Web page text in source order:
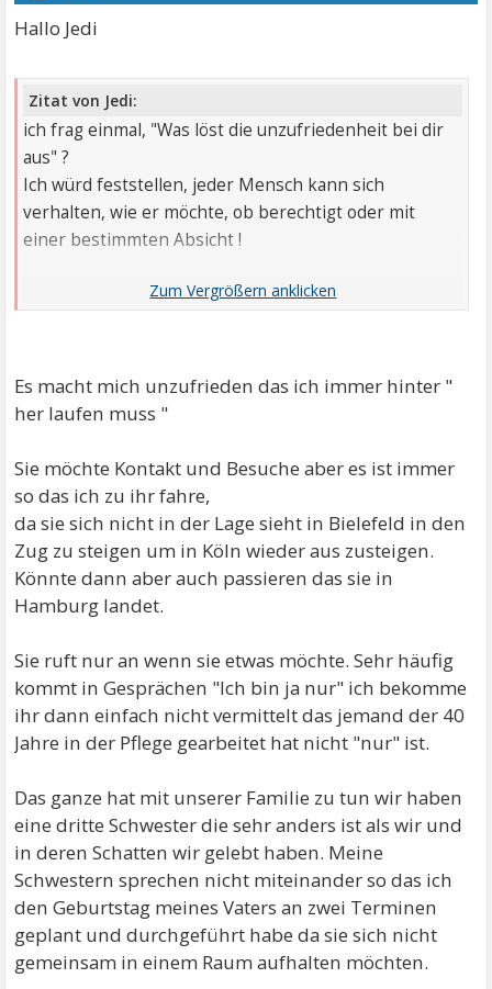
Hallo Jedi
Zitat von Jedi:
ich frag einmal, "Was löst die unzufriedenheit bei dir
aus" ?
Ich würd feststellen, jeder Mensch kann sich
verhalten, wie er möchte, ob berechtigt oder mit
einer bestimmten Absicht !
u. "weil es dann zu meinen Lasten geht".
Es macht mich unzufrieden das ich immer hinter "
her laufen muss "
Sie möchte Kontakt und Besuche aber es ist immer
so das ich zu ihr fahre,
da sie sich nicht in der Lage sieht in Bielefeld in den
Zug zu steigen um in Köln wieder aus zusteigen.
Könnte dann aber auch passieren das sie in
Hamburg landet.
Sie ruft nur an wenn sie etwas möchte. Sehr häufig
kommt in Gesprächen "Ich bin ja nur" ich bekomme
ihr dann einfach nicht vermittelt das jemand der 40
Jahre in der Pflege gearbeitet hat nicht "nur" ist.
Das ganze hat mit unserer Familie zu tun wir haben
eine dritte Schwester die sehr anders ist als wir und
in deren Schatten wir gelebt haben. Meine
Schwestern sprechen nicht miteinander so das ich
den Geburtstag meines Vaters an zwei Terminen
geplant und durchgeführt habe da sie sich nicht
gemeinsam in einem Raum aufhalten möchten.